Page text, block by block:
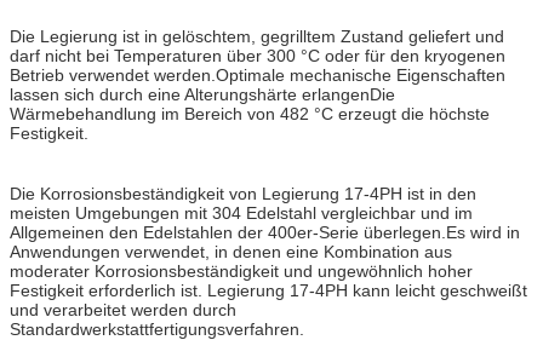
Die Legierung ist in gelöschtem, gegrilltem Zustand geliefert und
darf nicht bei Temperaturen über 300 °C oder für den kryogenen
Betrieb verwendet werden.Optimale mechanische Eigenschaften
lassen sich durch eine Alterungshärte erlangenDie
Wärmebehandlung im Bereich von 482 °C erzeugt die höchste
Festigkeit.
Die Korrosionsbeständigkeit von Legierung 17-4PH ist in den
meisten Umgebungen mit 304 Edelstahl vergleichbar und im
Allgemeinen den Edelstahlen der 400er-Serie überlegen.Es wird in
Anwendungen verwendet, in denen eine Kombination aus
moderater Korrosionsbeständigkeit und ungewöhnlich hoher
Festigkeit erforderlich ist. Legierung 17-4PH kann leicht geschweißt
und verarbeitet werden durch
Standardwerkstattfertigungsverfahren.